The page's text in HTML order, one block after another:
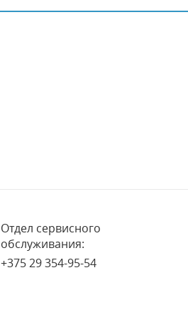
Отдел сервисного
обслуживания:
+375 29 354-95-54